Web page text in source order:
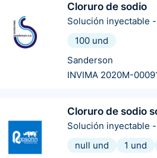
Cloruro de sodio
Solución inyectable -
100 und
Sanderson
INVIMA 2020M-
Cloruro de sodio
Solución inyectable -
null und
1 und